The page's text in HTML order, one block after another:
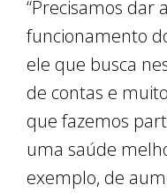
“Precisamos dar
funcionamento
ele que busca
de contas e
que fazemos
uma saúde
exemplo, de